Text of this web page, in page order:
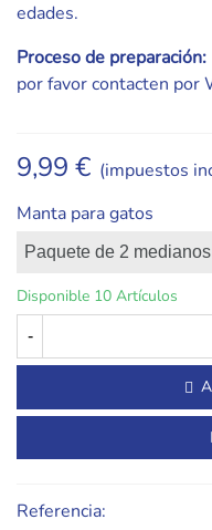
edades.
Proceso de preparación:
por favor contacten por
9,99 € (impuestos
Manta para gatos
Disponible 10 Artículos
-
Referencia: